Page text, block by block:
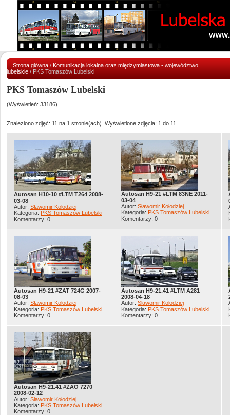
Strona główna / Komunikacja lokalna oraz międzymiastowa - województwo
lubelskie / PKS Tomaszów Lubelski
PKS Tomaszów Lubelski
(Wyświetleń: 33186)
Znaleziono zdjęć: 11 na 1 stronie(ach). Wyświetlone zdjęcia: 1 do 11.
Autosan H10-10 #LTM T264 2008-
03-08
Autor: Sławomir Kołodziej
Kategoria: PKS Tomaszów Lubelski
Komentarzy: 0
Autosan H9-21 #LTM 83NE 2011-
03-04
Autor: Sławomir Kołodziej
Kategoria: PKS Tomaszów Lubelski
Komentarzy: 0
Autosan H9-21 #ZAT 724G 2007-
08-03
Autor: Sławomir Kołodziej
Kategoria: PKS Tomaszów Lubelski
Komentarzy: 0
Autosan H9-21.41 #LTM A281
2008-04-18
Autor: Sławomir Kołodziej
Kategoria: PKS Tomaszów Lubelski
Komentarzy: 0
Autosan H9-21.41 #ZAO 7270
2008-02-12
Autor: Sławomir Kołodziej
Kategoria: PKS Tomaszów Lubelski
Komentarzy: 0